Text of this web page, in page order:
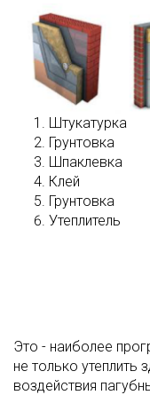
Штукатурка
Грунтовка
Шпаклевка
Клей
Грунтовка
Утеплитель
Это - наиболее
не только утеплить
воздействия